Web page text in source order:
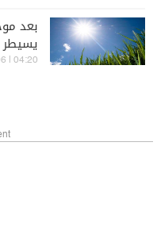
بعد
يسيطر
04:20 | 2026-08-06